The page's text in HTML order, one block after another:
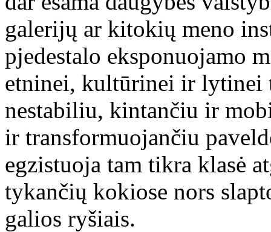
galerijų ar kitokių meno
pjedestalo eksponuojamo
etninei, kultūrinei ir lytinei
nestabiliu, kintančiu ir
ir transformuojančiu
egzistuoja tam tikra klasė
tykančių kokiose nors
galios ryšiais.